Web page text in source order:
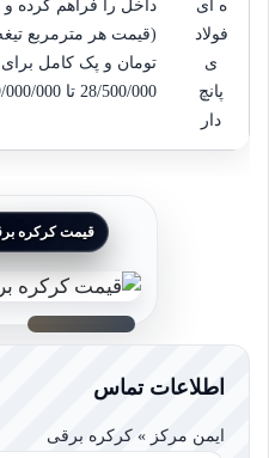
ه ای
فولاد
ی
پانچ
دار
داخل را فراهم کرده و
(قیمت هر مترمربع
تومان و پک کامل
28/500/000 تا 000/000
قیمت کرکره
اطلاعات تماس
ایمن مرکز » کرکره برقی